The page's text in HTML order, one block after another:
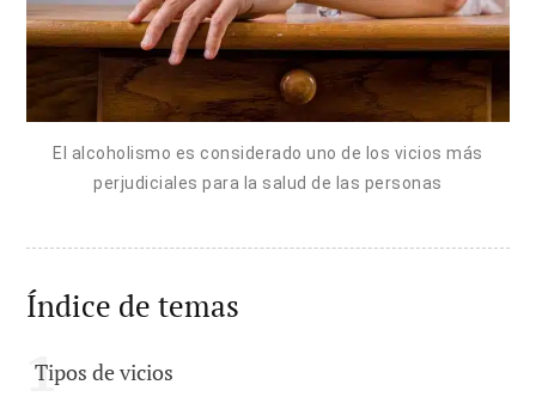
El alcoholismo es considerado uno de los vicios más
perjudiciales para la salud de las personas
Índice de temas
Tipos de vicios